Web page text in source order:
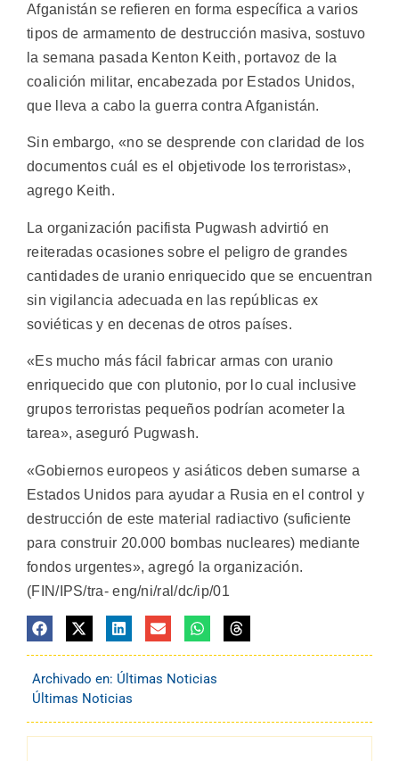
Afganistán se refieren en forma específica a varios
tipos de armamento de destrucción masiva, sostuvo
la semana pasada Kenton Keith, portavoz de la
coalición militar, encabezada por Estados Unidos,
que lleva a cabo la guerra contra Afganistán.
Sin embargo, «no se desprende con claridad de los
documentos cuál es el objetivode los terroristas»,
agrego Keith.
La organización pacifista Pugwash advirtió en
reiteradas ocasiones sobre el peligro de grandes
cantidades de uranio enriquecido que se encuentran
sin vigilancia adecuada en las repúblicas ex
soviéticas y en decenas de otros países.
«Es mucho más fácil fabricar armas con uranio
enriquecido que con plutonio, por lo cual inclusive
grupos terroristas pequeños podrían acometer la
tarea», aseguró Pugwash.
«Gobiernos europeos y asiáticos deben sumarse a
Estados Unidos para ayudar a Rusia en el control y
destrucción de este material radiactivo (suficiente
para construir 20.000 bombas nucleares) mediante
fondos urgentes», agregó la organización.
(FIN/IPS/tra- eng/ni/ral/dc/ip/01
Archivado en: Últimas Noticias
Últimas Noticias